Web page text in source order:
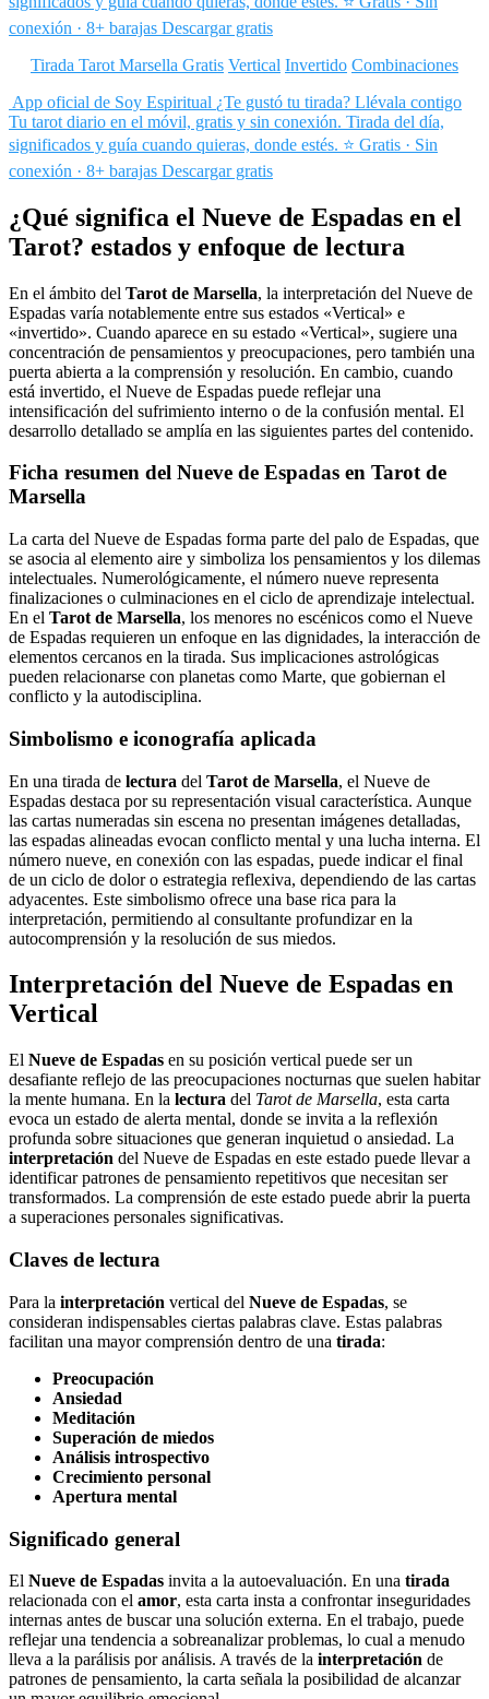
conexión · 8+ barajas Descargar gratis
Tirada Tarot Marsella Gratis Vertical Invertido Combinaciones
App oficial de Soy Espiritual ¿Te gustó tu tirada? Llévala contigo
Tu tarot diario en el móvil, gratis y sin conexión. Tirada del día,
significados y guía cuando quieras, donde estés. ⭐ Gratis · Sin
conexión · 8+ barajas Descargar gratis
¿Qué significa el Nueve de Espadas en el
Tarot? estados y enfoque de lectura
En el ámbito del Tarot de Marsella, la interpretación del Nueve de
Espadas varía notablemente entre sus estados «Vertical» e
«invertido». Cuando aparece en su estado «Vertical», sugiere una
concentración de pensamientos y preocupaciones, pero también una
puerta abierta a la comprensión y resolución. En cambio, cuando
está invertido, el Nueve de Espadas puede reflejar una
intensificación del sufrimiento interno o de la confusión mental. El
desarrollo detallado se amplía en las siguientes partes del contenido.
Ficha resumen del Nueve de Espadas en Tarot de
Marsella
La carta del Nueve de Espadas forma parte del palo de Espadas, que
se asocia al elemento aire y simboliza los pensamientos y los dilemas
intelectuales. Numerológicamente, el número nueve representa
finalizaciones o culminaciones en el ciclo de aprendizaje intelectual.
En el Tarot de Marsella, los menores no escénicos como el Nueve
de Espadas requieren un enfoque en las dignidades, la interacción de
elementos cercanos en la tirada. Sus implicaciones astrológicas
pueden relacionarse con planetas como Marte, que gobiernan el
conflicto y la autodisciplina.
Simbolismo e iconografía aplicada
En una tirada de lectura del Tarot de Marsella, el Nueve de
Espadas destaca por su representación visual característica. Aunque
las cartas numeradas sin escena no presentan imágenes detalladas,
las espadas alineadas evocan conflicto mental y una lucha interna. El
número nueve, en conexión con las espadas, puede indicar el final
de un ciclo de dolor o estrategia reflexiva, dependiendo de las cartas
adyacentes. Este simbolismo ofrece una base rica para la
interpretación, permitiendo al consultante profundizar en la
autocomprensión y la resolución de sus miedos.
Interpretación del Nueve de Espadas en
Vertical
El Nueve de Espadas en su posición vertical puede ser un
desafiante reflejo de las preocupaciones nocturnas que suelen habitar
la mente humana. En la lectura del Tarot de Marsella, esta carta
evoca un estado de alerta mental, donde se invita a la reflexión
profunda sobre situaciones que generan inquietud o ansiedad. La
interpretación del Nueve de Espadas en este estado puede llevar a
identificar patrones de pensamiento repetitivos que necesitan ser
transformados. La comprensión de este estado puede abrir la puerta
a superaciones personales significativas.
Claves de lectura
Para la interpretación vertical del Nueve de Espadas, se
consideran indispensables ciertas palabras clave. Estas palabras
facilitan una mayor comprensión dentro de una tirada:
Preocupación
Ansiedad
Meditación
Superación de miedos
Análisis introspectivo
Crecimiento personal
Apertura mental
Significado general
El Nueve de Espadas invita a la autoevaluación. En una tirada
relacionada con el amor, esta carta insta a confrontar inseguridades
internas antes de buscar una solución externa. En el trabajo, puede
reflejar una tendencia a sobreanalizar problemas, lo cual a menudo
lleva a la parálisis por análisis. A través de la interpretación de
patrones de pensamiento, la carta señala la posibilidad de alcanzar